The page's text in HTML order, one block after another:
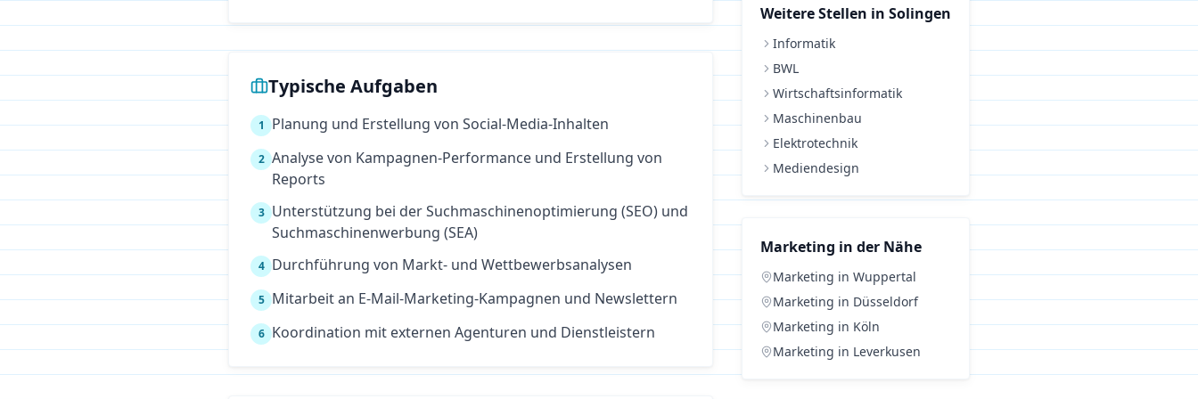
Typische Aufgaben
1 Planung und Erstellung von Social-Media-Inhalten
2 Analyse von Kampagnen-Performance und Erstellung von
Reports
3 Unterstützung bei der Suchmaschinenoptimierung (SEO) und
Suchmaschinenwerbung (SEA)
4 Durchführung von Markt- und Wettbewerbsanalysen
5 Mitarbeit an E-Mail-Marketing-Kampagnen und Newslettern
6 Koordination mit externen Agenturen und Dienstleistern
Weitere Stellen in Solingen
Informatik
BWL
Wirtschaftsinformatik
Maschinenbau
Elektrotechnik
Mediendesign
Marketing in der Nähe
Marketing in Wuppertal
Marketing in Düsseldorf
Marketing in Köln
Marketing in Leverkusen